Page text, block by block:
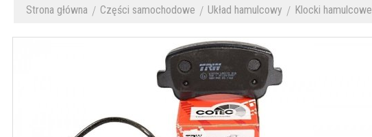
Strona główna Części samochodowe Układ hamulcowy Klocki hamulcowe